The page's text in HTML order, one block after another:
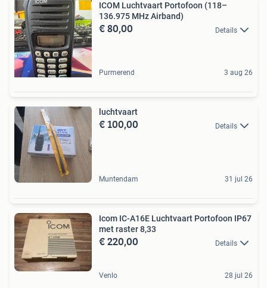
ICOM Luchtvaart Portofoon (118–
136.975 MHz Airband)
€ 80,00 Details
Purmerend 3 aug 26
luchtvaart
€ 100,00 Details
Muntendam 31 jul 26
Icom IC-A16E Luchtvaart Portofoon IP67
met raster 8,33
€ 220,00 Details
Venlo 28 jul 26